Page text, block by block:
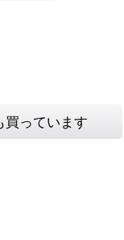
買っています